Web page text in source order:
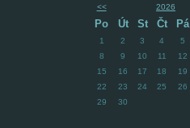
<<
2026
Po Út St Čt Pá
1 2 3 4 5
8
9 10 11 12
15
16 17 18 19
22
23 24 25 26
29
30